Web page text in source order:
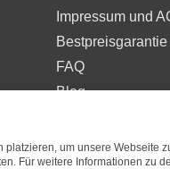
Impressum und
Bestpreisgarantie
FAQ
Blog
um unsere Webseite
Für weitere Informationen zu